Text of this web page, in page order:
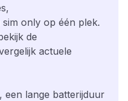
only op één plek.
de
actuele
een lange batterijduur